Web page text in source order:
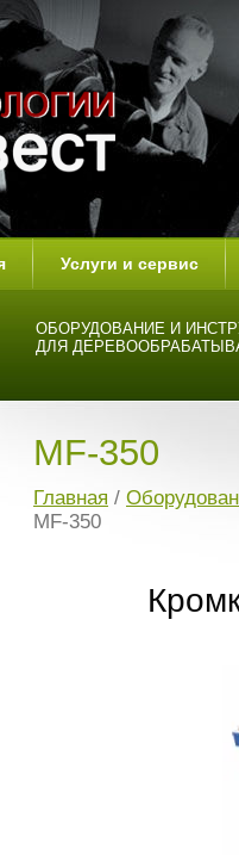
ОБОРУДОВАНИЕ И
ДЛЯ
Услуги и сервис
MF-350
Главная /
MF-350